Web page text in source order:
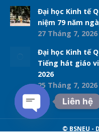
Đại học Kinh tế
niệm 79 năm
27 Tháng 7, 2026
Đại học Kinh tế
Tiếng hát giáo
2026
25 Tháng 7, 2026
© BSNEU -
Liên hệ